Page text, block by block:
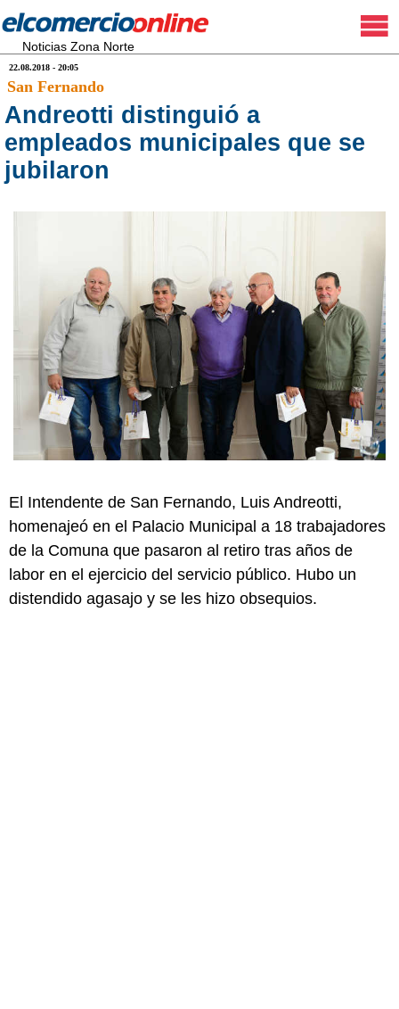
Noticias Zona Norte
22.08.2018 - 20:05
San Fernando
Andreotti distinguió a
empleados municipales que se
jubilaron
El Intendente de San Fernando, Luis Andreotti,
homenajeó en el Palacio Municipal a 18 trabajadores
de la Comuna que pasaron al retiro tras años de
labor en el ejercicio del servicio público. Hubo un
distendido agasajo y se les hizo obsequios.